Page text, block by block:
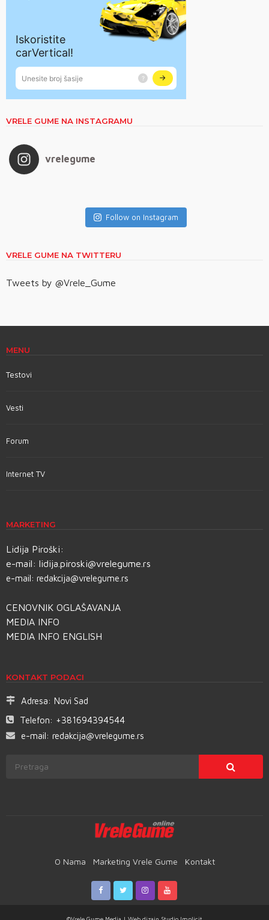
VRELE GUME NA INSTAGRAMU
vrelegume
Follow on Instagram
VRELE GUME NA TWITTERU
Tweets by @Vrele_Gume
MENU
Testovi
Vesti
Forum
Internet TV
MARKETING
Lidija Piroški:
e-mail: lidija.piroski@vrelegume.rs
e-mail: redakcija@vrelegume.rs
CENOVNIK OGLAŠAVANJA
MEDIA INFO
MEDIA INFO ENGLISH
KONTAKT PODACI
Adresa: Novi Sad
Telefon: +381694394544
e-mail: redakcija@vrelegume.rs
O Nama Marketing Vrele Gume Kontakt